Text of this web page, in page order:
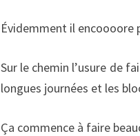
Évidemment il encoooore
Sur le chemin l’usure de
longues journées et les
Ça commence à faire